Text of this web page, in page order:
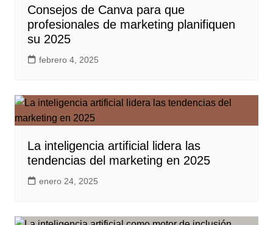
Consejos de Canva para que
profesionales de marketing planifiquen
su 2025
febrero 4, 2025
La inteligencia artificial lidera las
tendencias del marketing en 2025
enero 24, 2025